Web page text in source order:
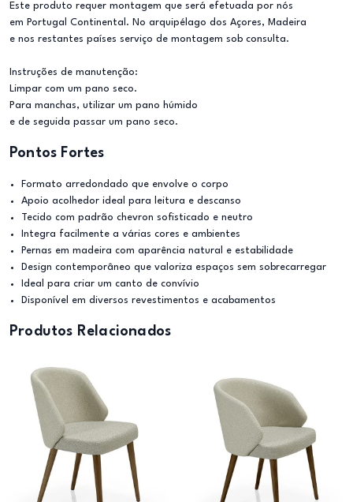
Este produto requer montagem que será efetuada por nós
em Portugal Continental. No arquipélago dos Açores, Madeira
e nos restantes países serviço de montagem sob consulta.
Instruções de manutenção:
Limpar com um pano seco.
Para manchas, utilizar um pano húmido
e de seguida passar um pano seco.
Pontos Fortes
Formato arredondado que envolve o corpo
Apoio acolhedor ideal para leitura e descanso
Tecido com padrão chevron sofisticado e neutro
Integra facilmente a várias cores e ambientes
Pernas em madeira com aparência natural e estabilidade
Design contemporâneo que valoriza espaços sem sobrecarregar
Ideal para criar um canto de convívio
Disponível em diversos revestimentos e acabamentos
Produtos Relacionados